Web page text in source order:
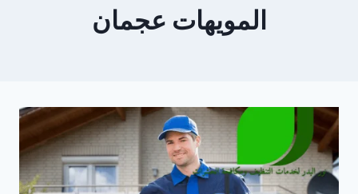
المويهات عجمان